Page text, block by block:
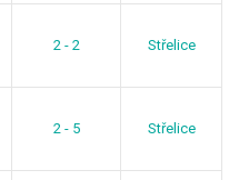
2 - 2 Střelice
2 - 5 Střelice